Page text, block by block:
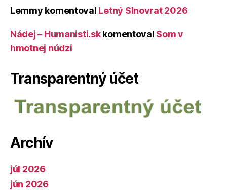
Lemmy komentoval Letný Slnovrat 2026
Nádej – Humanisti.skkomentoval Som v
hmotnej núdzi
Transparentný účet
Archív
júl 2026
jún 2026